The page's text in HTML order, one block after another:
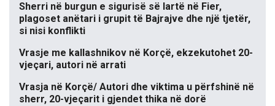
Sherri në burgun e sigurisë së lartë në Fier,
plagoset anëtari i grupit të Bajrajve dhe një tjetër,
si nisi konflikti
Vrasje me kallashnikov në Korçë, ekzekutohet 20-
vjeçari, autori në arrati
Vrasja në Korçë/ Autori dhe viktima u përfshinë në
sherr, 20-vjeçarit i gjendet thika në dorë